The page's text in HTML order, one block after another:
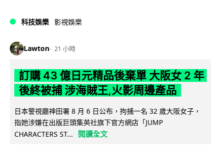
科技娛樂 影視娛樂
Lawton 21 小時
訂購 43 億日元精品後棄單 大阪女 2 年
後終被捕 涉海賊王,火影周邊產品
日本警視廳神田署 8 月 6 日公布，拘捕一名 32 歲大阪女子，
指她涉嫌在出版巨頭集英社旗下官方網店「JUMP
CHARACTERS ST...
閱讀全文